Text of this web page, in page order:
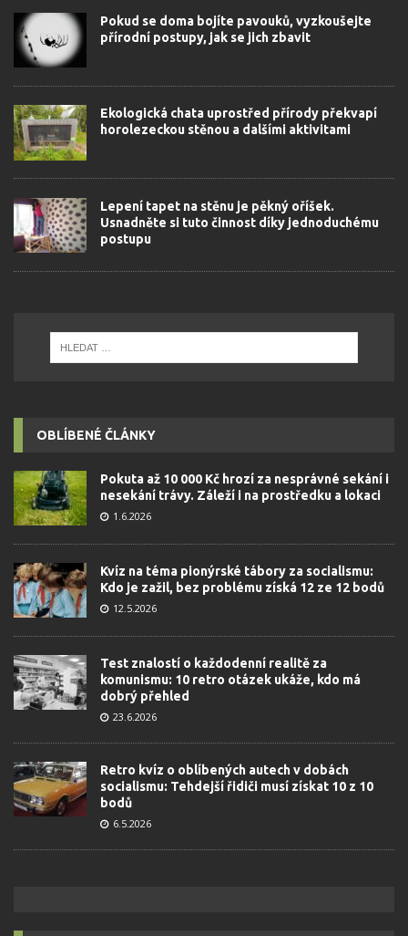
Pokud se doma bojíte pavouků, vyzkoušejte
přírodní postupy, jak se jich zbavit
Ekologická chata uprostřed přírody překvapí
horolezeckou stěnou a dalšími aktivitami
Lepení tapet na stěnu je pěkný oříšek.
Usnadněte si tuto činnost díky jednoduchému
postupu
OBLÍBENÉ ČLÁNKY
Pokuta až 10 000 Kč hrozí za nesprávné sekání i
nesekání trávy. Záleží i na prostředku a lokaci
1.6.2026
Kvíz na téma pionýrské tábory za socialismu:
Kdo je zažil, bez problému získá 12 ze 12 bodů
12.5.2026
Test znalostí o každodenní realitě za
komunismu: 10 retro otázek ukáže, kdo má
dobrý přehled
23.6.2026
Retro kvíz o oblíbených autech v dobách
socialismu: Tehdejší řidiči musí získat 10 z 10
bodů
6.5.2026